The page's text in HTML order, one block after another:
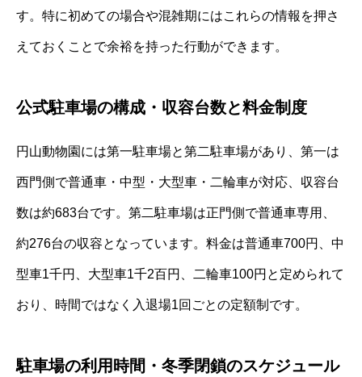
す。特に初めての場合や混雑期にはこれらの情報を押さ
えておくことで余裕を持った行動ができます。
公式駐車場の構成・収容台数と料金制度
円山動物園には第一駐車場と第二駐車場があり、第一は
西門側で普通車・中型・大型車・二輪車が対応、収容台
数は約683台です。第二駐車場は正門側で普通車専用、
約276台の収容となっています。料金は普通車700円、中
型車1千円、大型車1千2百円、二輪車100円と定められて
おり、時間ではなく入退場1回ごとの定額制です。
駐車場の利用時間・冬季閉鎖のスケジュール